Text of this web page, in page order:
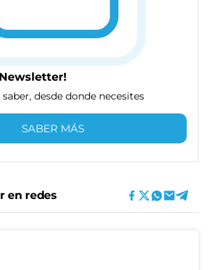
desde donde necesites
SABER MÁS
en redes